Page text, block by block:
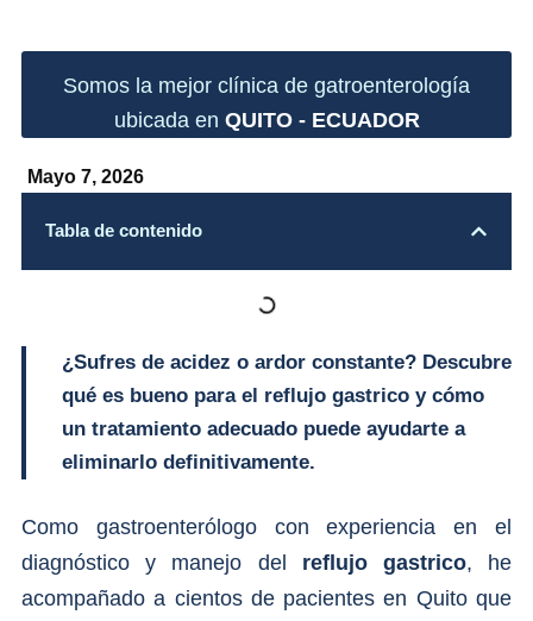
Somos la mejor clínica de gatroenterología
ubicada en QUITO - ECUADOR
Mayo 7, 2026
Tabla de contenido
¿Sufres de acidez o ardor constante? Descubre
qué es bueno para el reflujo gastrico y cómo
un tratamiento adecuado puede ayudarte a
eliminarlo definitivamente.
Como gastroenterólogo con experiencia en el
diagnóstico y manejo del reflujo gastrico, he
acompañado a cientos de pacientes en Quito que